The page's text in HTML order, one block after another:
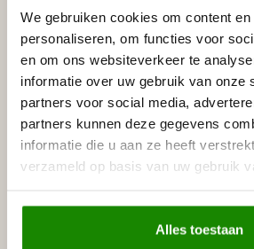
We gebruiken cookies om content
personaliseren, om functies voor
en om ons websiteverkeer te
informatie over uw gebruik van onze
partners voor social media,
partners kunnen deze gegevens
informatie die u aan ze heeft
verzameld op basis van uw gebruik
Alles toestaan
Gerelateerde producten
HOMESTAR
Homestar Lijmkoker
g)
Op voorraad
Homestar SET
en Verstekbak (ZAAG +
VERSTEKBAK)